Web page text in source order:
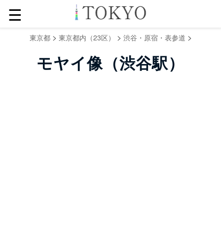
☰
東京都> 東京都内（23区） > 渋谷・原宿・表参道 >
モヤイ像（渋谷駅）